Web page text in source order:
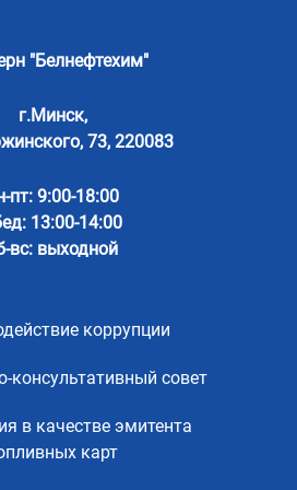
"Белнефтехим"
г.Минск,
73, 220083
пт: 9:00-18:00
13:00-14:00
вс: выходной
коррупции
консультативный совет
в качестве эмитента
карт